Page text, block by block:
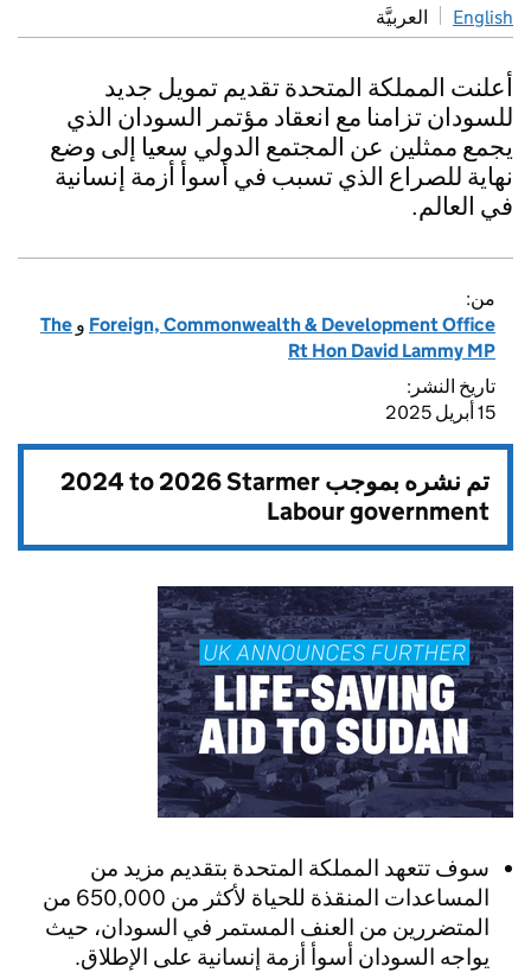
English العربيَّة
أعلنت المملكة المتحدة تقديم تمويل جديد
للسودان تزامنا مع انعقاد مؤتمر السودان الذي
يجمع ممثلين عن المجتمع الدولي سعيا إلى وضع
نهاية للصراع الذي تسبب في أسوأ أزمة إنسانية
في العالم.
من:
Foreign, Commonwealth & Development Office و The
Rt Hon David Lammy MP
تاريخ النشر:
15 أبريل 2025
تم نشره بموجب2024 to 2026 Starmer
Labour government
سوف تتعهد المملكة المتحدة بتقديم مزيد من
المساعدات المنقذة للحياة لأكثر من 650,000 من
المتضررين من العنف المستمر في السودان، حيث
يواجه السودان أسوأ أزمة إنسانية على الإطلاق.